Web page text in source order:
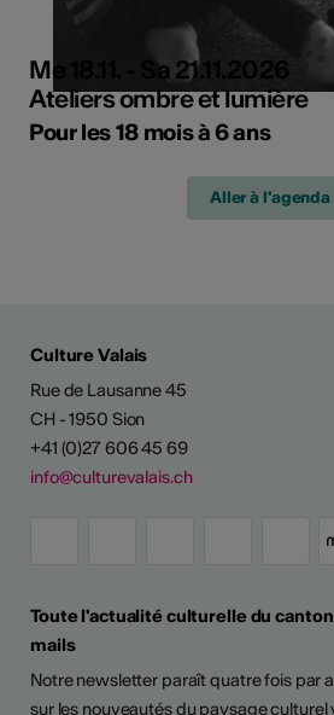
Me 18.11. - Sa 21.11.2026
Ateliers ombre et lumière
Pour les 18 mois à 6 ans
Aller à l'agenda
Culture Valais
Rue de Lausanne 45
CH - 1950 Sion
+41 (0)27 606 45 69
info@culturevalais.ch
Toute l'actualité culturelle du
mails
Notre newsletter paraît quatre fois par
sur les nouveautés du paysage culturel